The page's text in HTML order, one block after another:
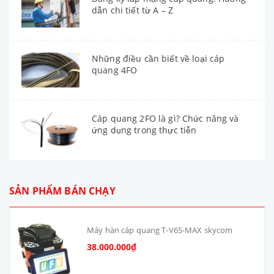
dẫn chi tiết từ A – Z
Những điều cần biết về loại cáp
quang 4FO
Cáp quang 2FO là gì? Chức năng và
ứng dụng trong thực tiễn
SẢN PHẨM BÁN CHẠY
Máy hàn cáp quang T-V6S-MAX skycom
38.000.000₫